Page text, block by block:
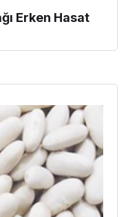
Erken Hasat